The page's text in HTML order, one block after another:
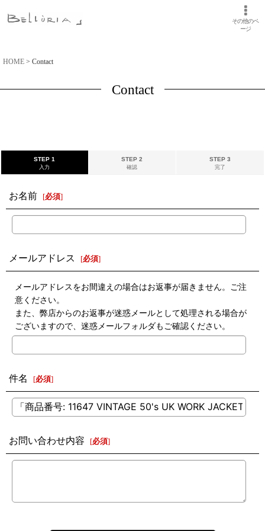
その他のペ
ージ
HOME > Contact
Contact
STEP 1
入力
STEP 2
確認
STEP 3
完了
お名前 [必須]
メールアドレス [必須]
メールアドレスをお間違えの場合はお返事が届きません。ご注
意ください。
また、弊店からのお返事が迷惑メールとして処理される場合が
ございますので、迷惑メールフォルダもご確認ください。
件名 [必須]
お問い合わせ内容 [必須]